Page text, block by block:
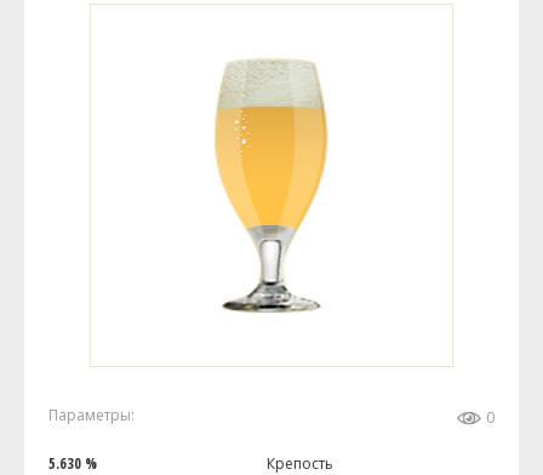
Параметры: 0
5.630 %
Крепость